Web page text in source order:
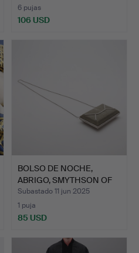
6 pujas
106 USD
BOLSO DE NOCHE,
ABRIGO, SMYTHSON OF
BOND S…
Subastado 11 jun 2025
1 puja
85 USD